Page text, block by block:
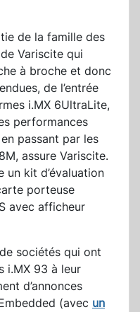
de la famille des
Variscite qui
à broche et donc
de l’entrée
i.MX 6UltraLite,
performances
passant par les
assure Variscite.
un kit d’évaluation
porteuse
avec afficheur
sociétés qui ont
i.MX 93 à leur
d’annonces
(avec un